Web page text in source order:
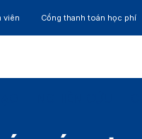
viên Cổng thanh toán học phí